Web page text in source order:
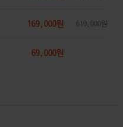
169,000원 619,000원
69,000원